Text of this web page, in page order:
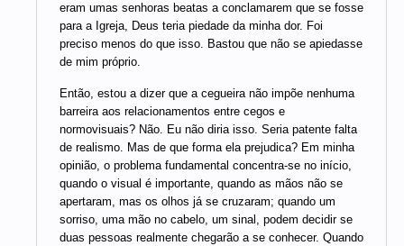
eram umas senhoras beatas a conclamarem que se fosse
para a Igreja, Deus teria piedade da minha dor. Foi
preciso menos do que isso. Bastou que não se apiedasse
de mim próprio.
Então, estou a dizer que a cegueira não impõe nenhuma
barreira aos relacionamentos entre cegos e
normovisuais? Não. Eu não diria isso. Seria patente falta
de realismo. Mas de que forma ela prejudica? Em minha
opinião, o problema fundamental concentra-se no início,
quando o visual é importante, quando as mãos não se
apertaram, mas os olhos já se cruzaram; quando um
sorriso, uma mão no cabelo, um sinal, podem decidir se
duas pessoas realmente chegarão a se conhecer. Quando